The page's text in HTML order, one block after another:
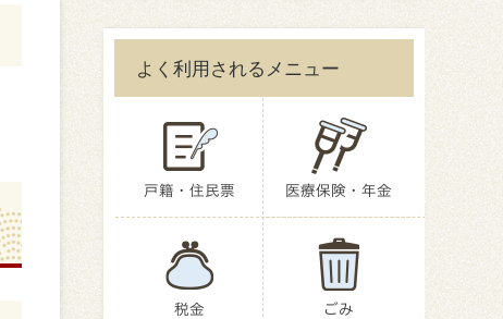
よく利用されるメニュー
戸籍・住民票 医療保険・年金
税金 ごみ